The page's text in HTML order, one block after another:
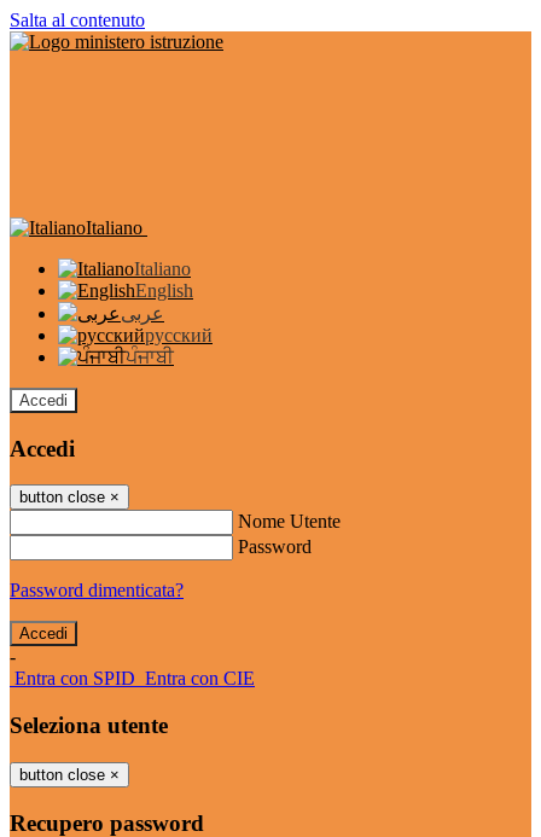
Salta al contenuto
Italiano
Italiano
English
عربى
русский
ਪੰਜਾਬੀ
Accedi
Accedi
button close ×
Nome Utente
Password
Password dimenticata?
-
Entra con SPID Entra con CIE
Seleziona utente
button close ×
Recupero password